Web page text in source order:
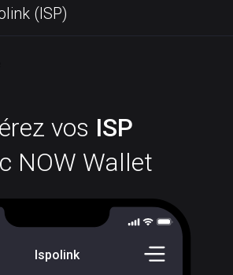
(ISP)
vos ISP
NOW Wallet
Ispolink